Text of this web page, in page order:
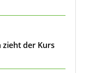
zieht der Kurs